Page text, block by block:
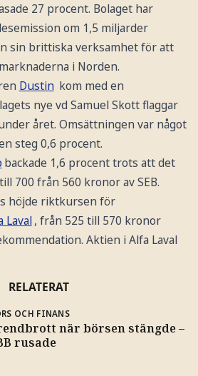
27 procent. Bolaget har
om 1,5 miljarder
sin brittiska verksamhet för att
i Norden.
Dustin kom med en
nye vd Samuel Skott flaggar
året. Omsättningen var något
steg 0,6 procent.
backade 1,6 procent trots att det
700 från 560 kronor av SEB.
höjde riktkursen för
Laval , från 525 till 570 kronor
Aktien i Alfa Laval
RELATERAT
OCH FINANS
när börsen stängde –
rusade